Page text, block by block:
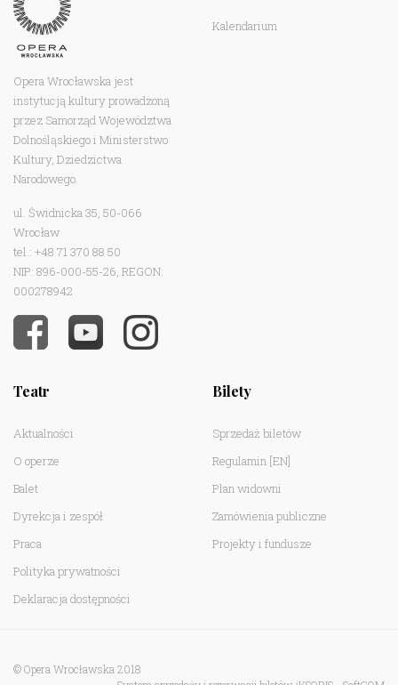
Opera Wrocławska jest
instytucją kultury prowadzoną
przez Samorząd Województwa
Dolnośląskiego i Ministerstwo
Kultury, Dziedzictwa
Narodowego.
ul. Świdnicka 35, 50-066
Wrocław
tel.: +48 71 370 88 50
NIP: 896-000-55-26, REGON:
000278942
Kalendarium
Teatr
Aktualności
O operze
Balet
Dyrekcja i zespół
Praca
Polityka prywatności
Deklaracja dostępności
Bilety
Sprzedaż biletów
Regulamin [EN]
Plan widowni
Zamówienia publiczne
Projekty i fundusze
© Opera Wrocławska 2018